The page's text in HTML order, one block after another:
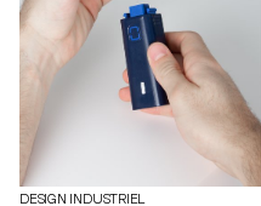
l’équilibre et la légèreté, tout en
repensant la fonction de l’objet
à travers la contrainte du
matériau.
DESIGN INDUSTRIEL